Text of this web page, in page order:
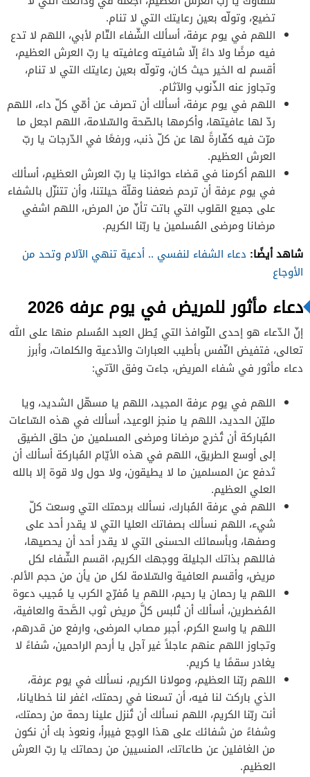
تضيع، وتولّه بعين رعايتك التي لا تنام.
اللهم في يوم عرفة، أسألك الشّفاء التّام لأبي، اللهم لا تدع
فيه مرضًا ولا داءً إلّا شافيته وعافيته يا ربّ العرش العظيم،
أقسم له الخير حيث كان، وتولّه بعين رعايتك التي لا تنام،
وتجاوز عنه الذّنوب والآثام.
اللهم في يوم عرفة، أسألك أن تصرف عن أمّي كلّ داء، اللهم
ردّ لها عافيتها، وأكرمها بالصّحة والسّلامة، اللهم اجعل ما
مرّت فيه كفّارةً لها عن كلّ ذنب، ورفعًا في الدّرجات يا ربّ
العرش العظيم.
اللهم أكرمنا في قضاء حوائجنا يا ربّ العرش العظيم، أسألك
في يوم عرفة أن ترحم ضعفنا وقلّة حيلتنا، وأن تتنزّل بالشفاء
على جميع القلوب التي باتت تأنّ من المرض، اللهم اشفي
مرضانا ومرضى المُسلمين يا ربّنا الكريم.
شاهد أيضًا: دعاء الشفاء لنفسي .. أدعية تنهي الآلام وتحد من
الأوجاع
دعاء مأثور للمريض في يوم عرفه 2026
إنّ الدّعاء هو إحدى النّوافذ التي يُطل العبد المُسلم منها على الله
تعالى، فتفيض النّفس بأطيب العبارات والأدعية والكلمات، وأبرز
دعاء مأثور في شفاء المريض، جاءت وفق الآتي:
اللهم في يوم عرفة المجيد، اللهم يا مسهّل الشديد، ويا
مليّن الحديد، اللهم يا منجز الوعيد، أسألك في هذه السّاعات
المُباركة أن تُخرج مرضانا ومرضى المسلمين من حلق الضيق
إلى أوسع الطريق، اللهم في هذه الأيّام المُباركة أسألك أن
تَدفع عن المسلمين ما لا يطيقون، ولا حول ولا قوة إلا بالله
العلي العظيم.
اللهم في عرفة المُبارك، نسألك برحمتك التي وسعت كلّ
شيء، اللهم نسألك بصفاتك العليا التي لا يقدر أحد على
وصفها، وبأسمائك الحسنى التي لا يقدر أحد أن يحصيها،
فاللهم بذاتك الجليلة ووجهك الكريم، اقسم الشّفاء لكل
مريض، وأقسم العافية والسّلامة لكل من يأن من حجم الألم.
اللهم يا رحمان يا رحيم، اللهم يا مُفرّج الكرب يا مُجيب دعوة
المُضطرين، أسألك أن تُلبس كلَّ مريض ثوب الصَّحة والعافية،
اللهم يا واسع الكرم، أجبر مصاب المرضى، وارفع من قدرهم،
وتجاوز اللهم عنهم عاجلاً غير آجل يا أرحم الراحمين، شفاءً لا
يغادر سقمًا يا كريم.
اللهم ربّنا العظيم، ومولانا الكريم، نسألك في يوم عرفة،
الذي باركت لنا فيه، أن تسعنا في رحمتك، اغفر لنا خطايانا،
أنت ربّنا الكريم، اللهم نسألك أن تُنزل علينا رحمة من رحمتك،
وشفاءً من شفائك على هذا الوجع فيبرأ، ونعوذ بك أن نكون
من الغافلين عن طاعاتك، المنسيين من رحماتك يا ربّ العرش
العظيم.